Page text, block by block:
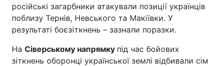
російські загарбники атакували позиції українців
поблизу Тернів, Невського та Макіївки. У
результаті боєзіткнень – зазнали поразки.
На Сіверському напрямку під час бойових
зіткнень оборонці української землі відбивали сім